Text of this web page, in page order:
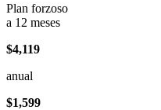
Plan forzoso
a 12 meses
$4,119
anual
$1,599